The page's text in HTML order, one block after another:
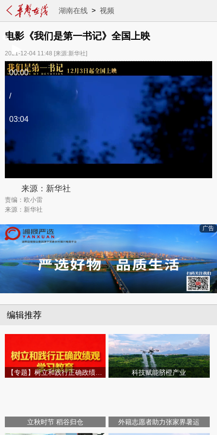
湖南在线> 视频
电影《我们是第一书记》全国上映
2021-12-04 11:48 [来源:新华社]
00:00
/
03:04
来源：新华社
责编：欧小雷
来源：新华社
广告
编辑推荐
科技赋能脐橙产业
立秋时节 稻谷归仓 外籍志愿者助力张家界暑运